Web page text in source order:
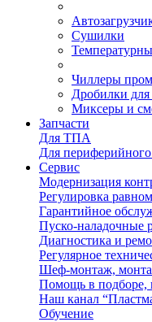
Сушилки
Чиллеры
Дробилки для
Миксеры и
Запчасти
Для ТПА
Для
Сервис
Модернизация
Регулировка
Гарантийное
Пуско-наладочные
Диагностика и
Регулярное
Шеф-монтаж,
Помощь в подборе,
Наш канал
Обучение